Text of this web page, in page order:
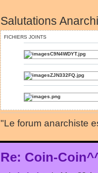
Salutations
FICHIERS JOINTS
"Le forum anarchiste
Re: Coin-